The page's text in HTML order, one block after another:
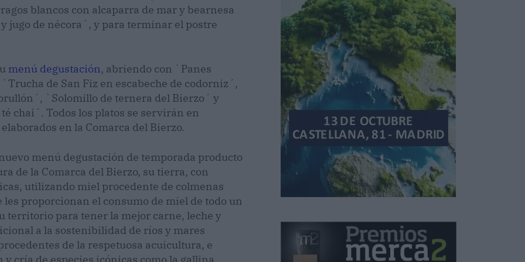
blancos con alcaparra de mar y bearnesa
jugo de nécora´, y para terminar el postre
menú degustación, abriendo con `Panes
de San Fiz en escabeche de codorniz´,
`Solomillo de ternera del Bierzo´ y
chai´. Todos los platos se servirán en
en la Comarca del Bierzo.
menú degustación de temporada producto
de la Comarca del Bierzo, su tierra, con
utilizando miel procedente de colmenas
proporcionan el consumo de miel de todo un
territorio para tener la mejor carne, leche y
a la sostenibilidad de ríos y mares
de la respetuosa acuicultura, e